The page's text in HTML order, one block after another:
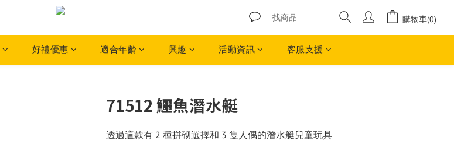
購物車(0)
好禮優惠 適合年齡 興趣 活動資訊 客服支援
71512 鱷魚潛水艇
透過這款有 2 種拼砌選擇和 3 隻人偶的潛水艇兒童玩具